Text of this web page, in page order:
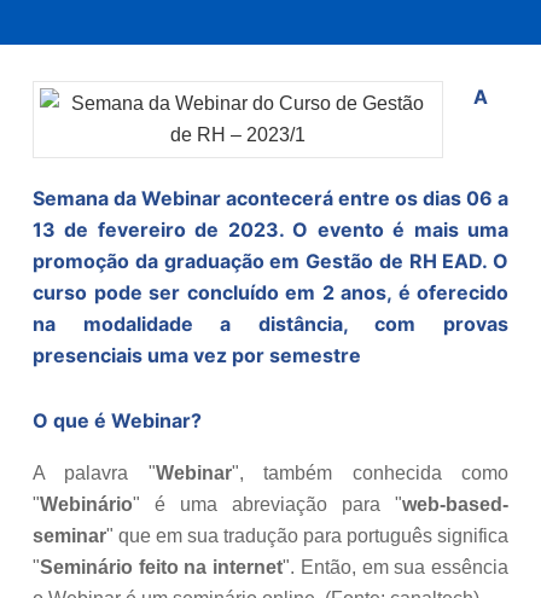
A
Semana da Webinar acontecerá entre os dias 06 a
13 de fevereiro de 2023. O evento é mais uma
promoção da graduação em Gestão de RH EAD. O
curso pode ser concluído em 2 anos, é oferecido
na modalidade a distância, com provas
presenciais uma vez por semestre
O que é Webinar?
A palavra "Webinar", também conhecida como
"Webinário" é uma abreviação para "web-based-
seminar" que em sua tradução para português significa
"Seminário feito na internet". Então, em sua essência